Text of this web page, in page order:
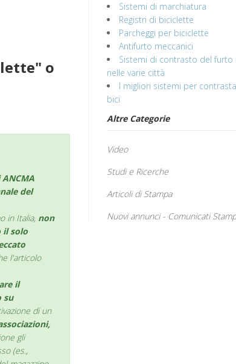
o
del
in Italia, non
il solo
l'articolo
il
su
di un
gli
(es.,
Sistemi di marchiatura
Registri di biciclette
Parcheggi per biciclette
Antifurto meccanici
Sistemi di contrasto del
nelle varie città
I migliori sistemi per
bici
Altre Categorie
Video
Studi e Ricerche
Articoli di Stampa
Nuovi annunci - Comunicati